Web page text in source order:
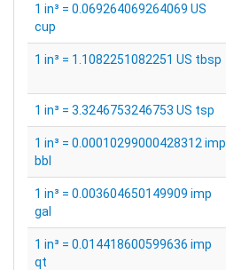
1 in³ = 0.069264069264069 US
cup
1 in³ = 1.1082251082251 US tbsp
1 in³ = 3.3246753246753 US tsp
1 in³ = 0.00010299000428312 imp
bbl
1 in³ = 0.003604650149909 imp
gal
1 in³ = 0.014418600599636 imp
qt